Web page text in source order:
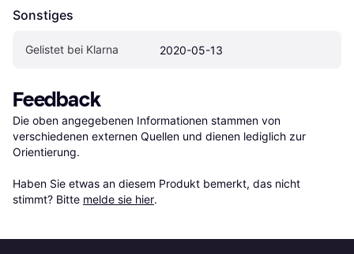
Sonstiges
Gelistet bei Klarna 2020-05-13
Feedback
Die oben angegebenen Informationen stammen von
verschiedenen externen Quellen und dienen lediglich zur
Orientierung.
Haben Sie etwas an diesem Produkt bemerkt, das nicht
stimmt? Bitte melde sie hier.